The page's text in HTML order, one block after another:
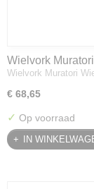
Wielvork
Wielvork Muratori
€ 68,65
✓ Op voorraad
IN